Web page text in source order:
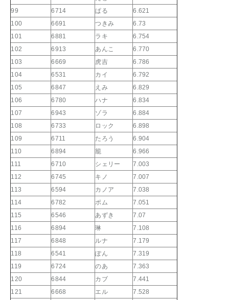
99
6714 ぱる
6.621
100
6691 つきみ
6.73
101
6881 ラキ
6.754
102
6913 あんこ
6.770
103
6669 虎吉
6.786
104
6531 カイ
6.792
105
6847 えみ
6.829
106
6780 ハナ
6.834
107
6943 ゾラ
6.884
108
6733 ロック
6.898
109
6711 たろう
6.904
110
6894 籠
6.966
111
6710 シェリー
7.003
112
6745 キノ
7.007
113
6594 カノア
7.038
114
6782 ポム
7.051
115
6546 あずき
7.07
116
6894 琳
7.108
117
6848 ルナ
7.179
118
6541 ぽん
7.319
119
6724 のあ
7.363
120
6844 カブ
7.441
121
6668 エル
7.528